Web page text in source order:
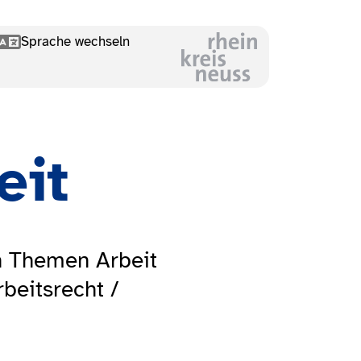
Sprache wechseln
Themen Arbeit
/